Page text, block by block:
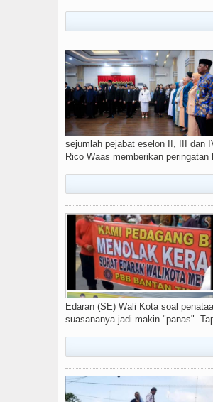
sejumlah pejabat eselon II, III dan
Rico Waas memberikan
Edaran (SE) Wali Kota soal
suasananya jadi makin "panas".